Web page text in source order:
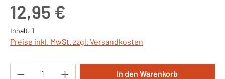
12,95 €
Inhalt: 1
Preise inkl. MwSt. zzgl. Versandkosten
Produkt Anzahl: Gib den gewünschten
In den Warenkorb